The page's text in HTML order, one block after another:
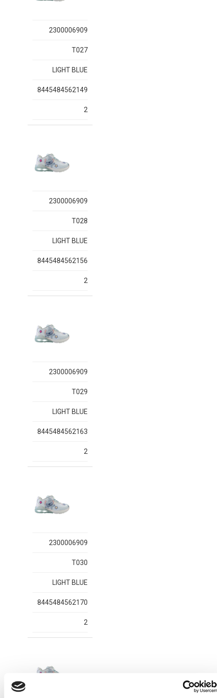
2300006909
T027
LIGHT BLUE
8445484562149
2
2300006909
T028
LIGHT BLUE
8445484562156
2
2300006909
T029
LIGHT BLUE
8445484562163
2
2300006909
T030
LIGHT BLUE
8445484562170
2